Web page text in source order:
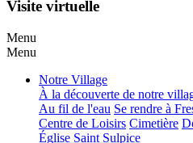
Visite virtuelle
Menu
Menu
Notre Village
À la découverte de notre
Au fil de l'eau Se rendre à
Centre de Loisirs Cimetière
Église Saint Sulpice